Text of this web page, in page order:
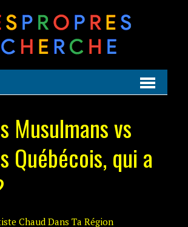
Musulmans vs
Québécois, qui a
Chaud Dans Ta Région